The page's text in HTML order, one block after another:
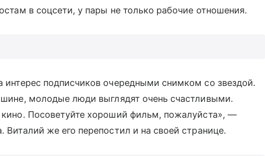
в соцсети, у пары не только рабочие отношения.
интерес подписчиков очередными снимком со звездой.
молодые люди выглядят очень счастливыми.
Посоветуйте хороший фильм, пожалуйста», —
Виталий же его перепостил и на своей странице.